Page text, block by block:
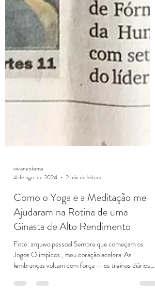
4 de ago. de 2024
2 min de leitura
Como o Yoga e a Meditação me
Ajudaram na Rotina de uma
Ginasta de Alto Rendimento
Foto: arquivo pessoal Sempre que começam os